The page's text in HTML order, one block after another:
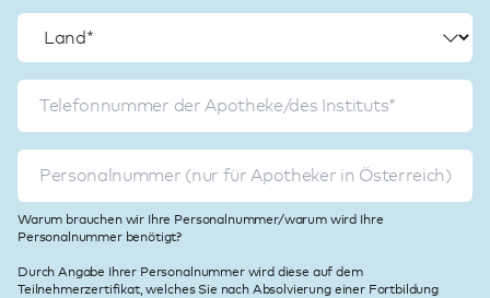
Warum brauchen wir Ihre Personalnummer/warum wird Ihre
Personalnummer benötigt?
Durch Angabe Ihrer Personalnummer wird diese auf dem
Teilnehmerzertifikat, welches Sie nach Absolvierung einer Fortbildung